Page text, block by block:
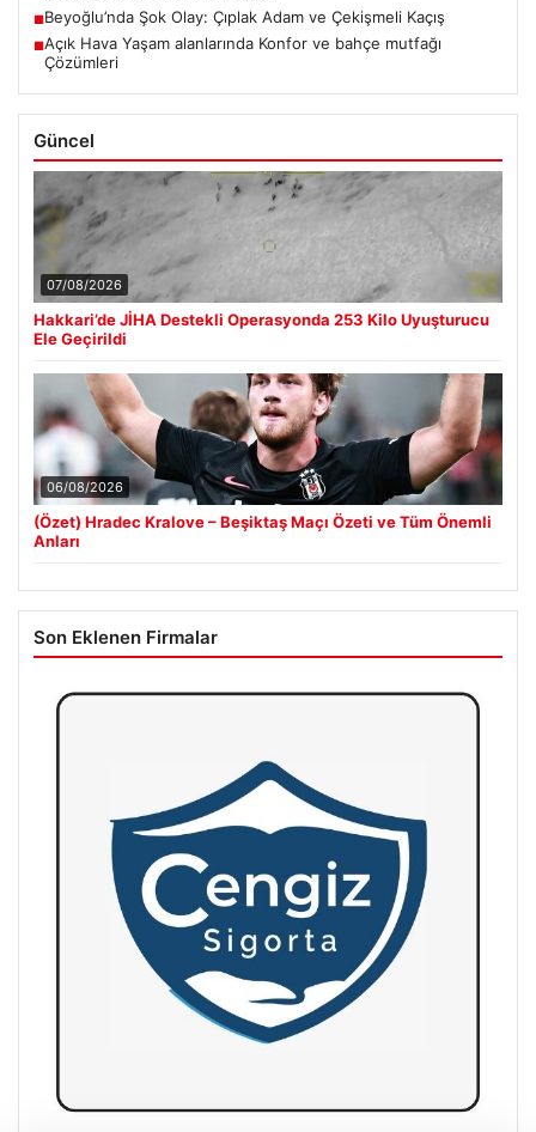
■Beyoğlu’nda Şok Olay: Çıplak Adam ve Çekişmeli Kaçış
■Açık Hava Yaşam alanlarında Konfor ve bahçe mutfağı
Çözümleri
Güncel
07/08/2026
Hakkari’de JİHA Destekli Operasyonda 253 Kilo Uyuşturucu
Ele Geçirildi
06/08/2026
(Özet) Hradec Kralove – Beşiktaş Maçı Özeti ve Tüm Önemli
Anları
Son Eklenen Firmalar